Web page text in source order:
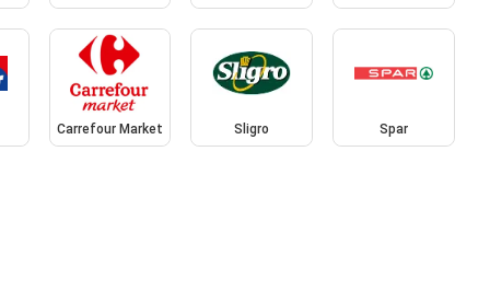
Carrefour Market Sligro Spar